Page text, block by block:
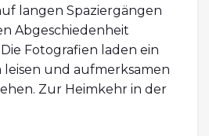
langen Spaziergängen
Abgeschiedenheit
Fotografien laden ein
leisen und aufmerksamen
Zur Heimkehr in der